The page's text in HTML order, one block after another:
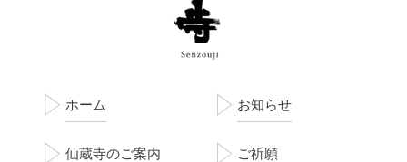
ホーム お知らせ
仙蔵寺のご案内 ご祈願